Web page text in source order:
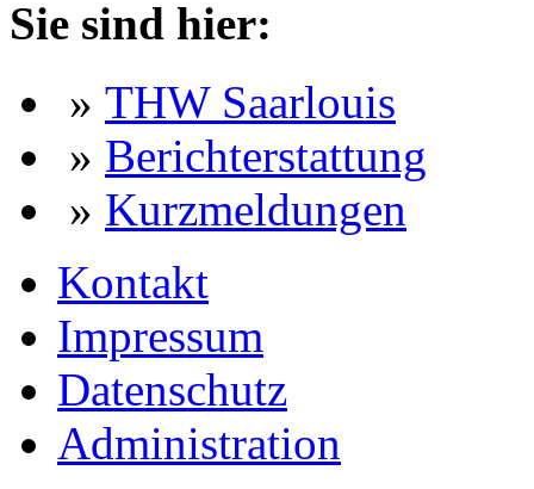
Sie sind hier:
» THW Saarlouis
» Berichterstattung
» Kurzmeldungen
Kontakt
Impressum
Datenschutz
Administration